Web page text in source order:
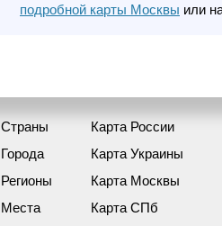
подробной карты Москвы или
Страны
Города
Регионы
Места
Карта России
Карта Украины
Карта Москвы
Карта СПб